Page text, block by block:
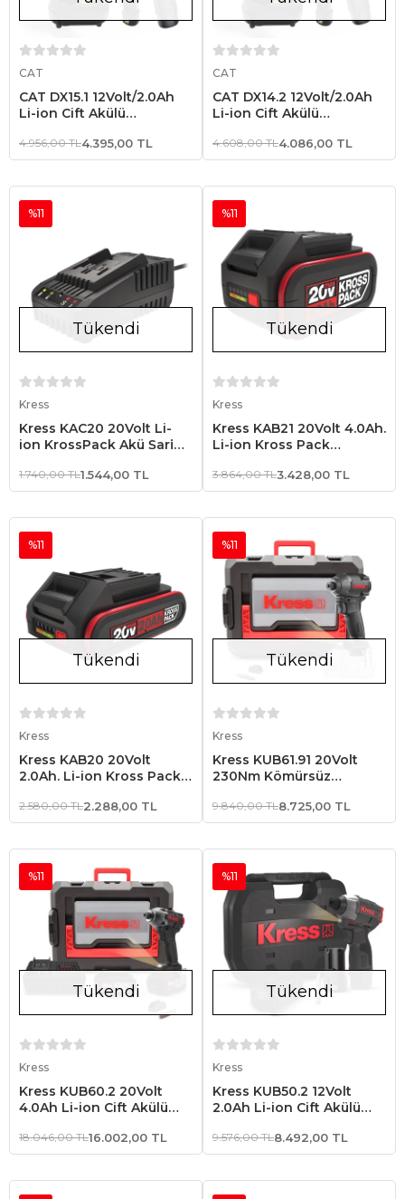
CAT
CAT DX15.1 12Volt/2.0Ah
Li-ion Çift Akülü
Matkap
4.956,00 TL4.395,00 TL
CAT
CAT DX14.2 12Volt/2.0Ah
Li-ion Çift Akülü
4.608,00 TL4.086,00 TL
Tükendi
Kress
Kress KAC20 20Volt Li-
ion KrossPack Akü Şarj
%11
1.740,00 TL1.544,00 TL
Tükendi
Kress
Kress KAB21 20Volt 4.0Ah.
Li-ion Kross Pack
%11
3.864,00 TL3.428,00 TL
Tükendi
Kress
Kress KAB20 20Volt
2.0Ah. Li-ion Kross Pack
%11
2.580,00 TL2.288,00 TL
Tükendi
Kress
Kress KUB61.91 20Volt
230Nm Kömürsüz
Otomatik Darbe Ayarlı
Tornavida (Akü Dahil
%11
9.840,00 TL8.725,00 TL
Tükendi
Kress
Kress KUB60.2 20Volt
4.0Ah Li-ion Çift Akülü
Profesyonel Şarjlı Darbeli
Tornavida
%11
18.046,00 TL16.002,00 TL
Tükendi
Kress
Kress KUB50.2 12Volt
2.0Ah Li-ion Çift Akülü
Profesyonel Şarjlı Darbeli
Tornavida
%11
9.576,00 TL8.492,00 TL